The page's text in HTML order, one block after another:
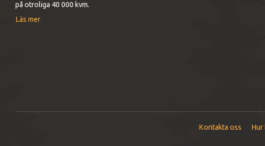
på otroliga 40 000 kvm.
Läs mer
Kontakta oss Hur